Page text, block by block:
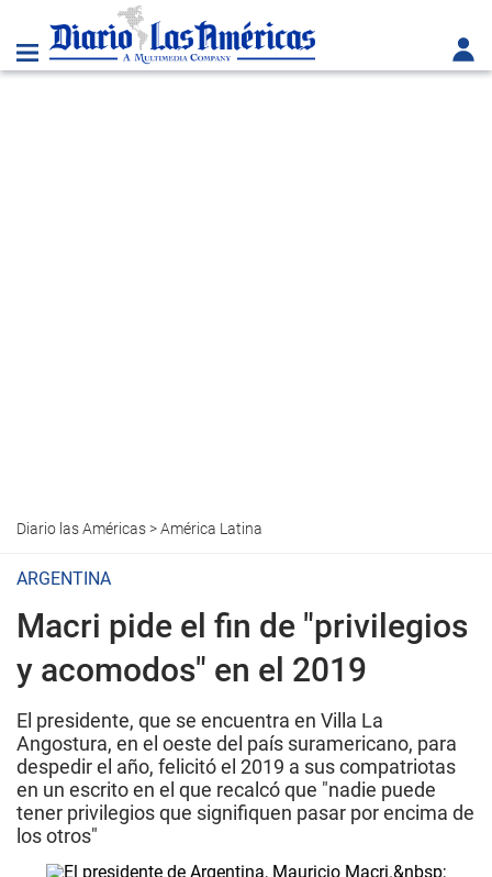
Diario las Américas>América Latina
ARGENTINA
Macri pide el fin de "privilegios
y acomodos" en el 2019
El presidente, que se encuentra en Villa La
Angostura, en el oeste del país suramericano, para
despedir el año, felicitó el 2019 a sus compatriotas
en un escrito en el que recalcó que "nadie puede
tener privilegios que signifiquen pasar por encima de
los otros"